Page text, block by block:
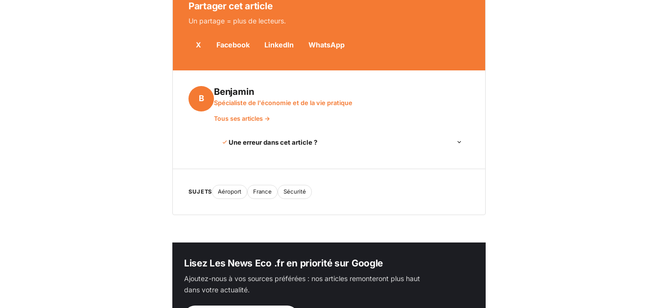
Partager cet article
Un partage = plus de lecteurs.
X Facebook LinkedIn WhatsApp
B
Benjamin
Spécialiste de l'économie et de la vie pratique
Tous ses articles →
Une erreur dans cet article ?
SUJETS Aéroport France Sécurité
Lisez Les News Eco .fr en priorité sur Google
Ajoutez-nous à vos sources préférées : nos articles remonteront plus haut
dans votre actualité.